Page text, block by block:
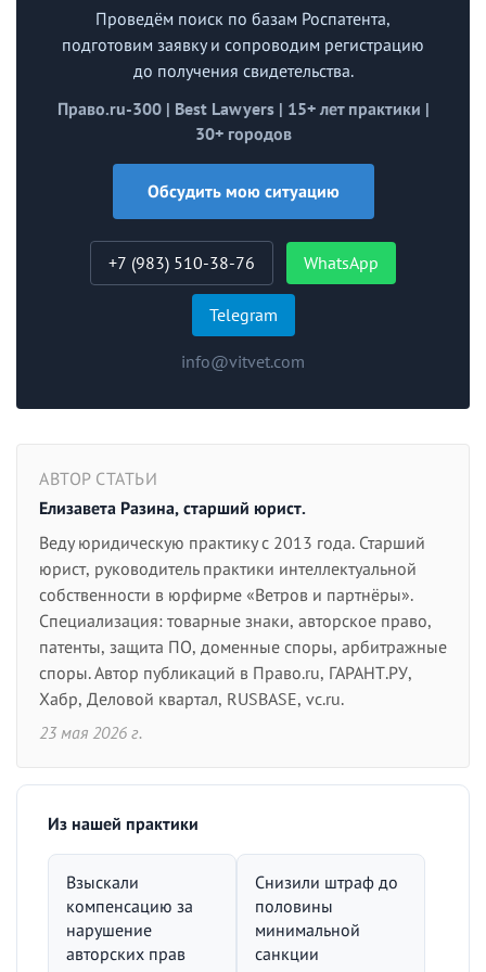
Проведём поиск по базам Роспатента,
подготовим заявку и сопроводим регистрацию
до получения свидетельства.
Право.ru-300 | Best Lawyers | 15+ лет практики |
30+ городов
Обсудить мою ситуацию
+7 (983) 510-38-76 WhatsApp
Telegram
info@vitvet.com
АВТОР СТАТЬИ
Елизавета Разина, старший юрист.
Веду юридическую практику с 2013 года. Старший
юрист, руководитель практики интеллектуальной
собственности в юрфирме «Ветров и партнёры».
Специализация: товарные знаки, авторское право,
патенты, защита ПО, доменные споры, арбитражные
споры. Автор публикаций в Право.ru, ГАРАНТ.РУ,
Хабр, Деловой квартал, RUSBASE, vc.ru.
23 мая 2026 г.
Из нашей практики
Взыскали
компенсацию за
нарушение
авторских прав
Снизили штраф до
половины
минимальной
санкции